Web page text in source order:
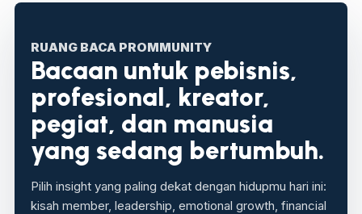
RUANG BACA PROMMUNITY
Bacaan untuk pebisnis,
profesional, kreator,
pegiat, dan manusia
yang sedang bertumbuh.
Pilih insight yang paling dekat dengan hidupmu hari ini:
kisah member, leadership, emotional growth, financial